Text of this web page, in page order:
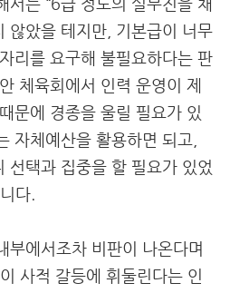
서는 “6급 정도의 실무진을 채
않았을 테지만, 기본급이 너무
리를 요구해 불필요하다는 판
체육회에서 인력 운영이 제
문에 경종을 울릴 필요가 있
자체예산을 활용하면 되고,
선택과 집중을 할 필요가 있었
다.
부에서조차 비판이 나온다며
사적 갈등에 휘둘린다는 인